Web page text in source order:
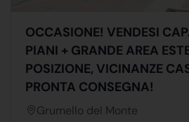
OCCASIONE! VENDESI
PIANI + GRANDE AREA
POSIZIONE, VICINANZE
PRONTA CONSEGNA!
Grumello del Monte